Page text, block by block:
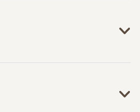
Їм потрібна просторна
рівнями, достатньо велика